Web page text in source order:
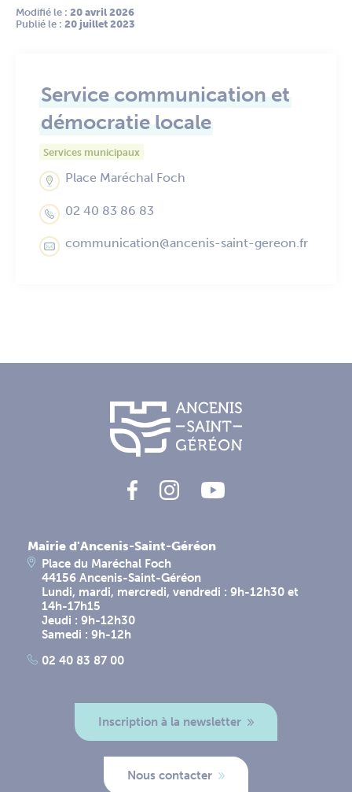
Modifié le : 20 avril 2026
Publié le : 20 juillet 2023
Service communication et
démocratie locale
Services municipaux
Place Maréchal Foch
02 40 83 86 83
communication@ancenis-saint-gereon.fr
Mairie d'Ancenis-Saint-Géréon
Place du Maréchal Foch
44156 Ancenis-Saint-Géréon
Lundi, mardi, mercredi, vendredi : 9h-12h30 et
14h-17h15
Jeudi : 9h-12h30
Samedi : 9h-12h
02 40 83 87 00
Inscription à la newsletter
Nous contacter